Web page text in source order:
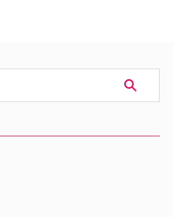
ハッタンと周辺の貧困な地区と
声を得た …